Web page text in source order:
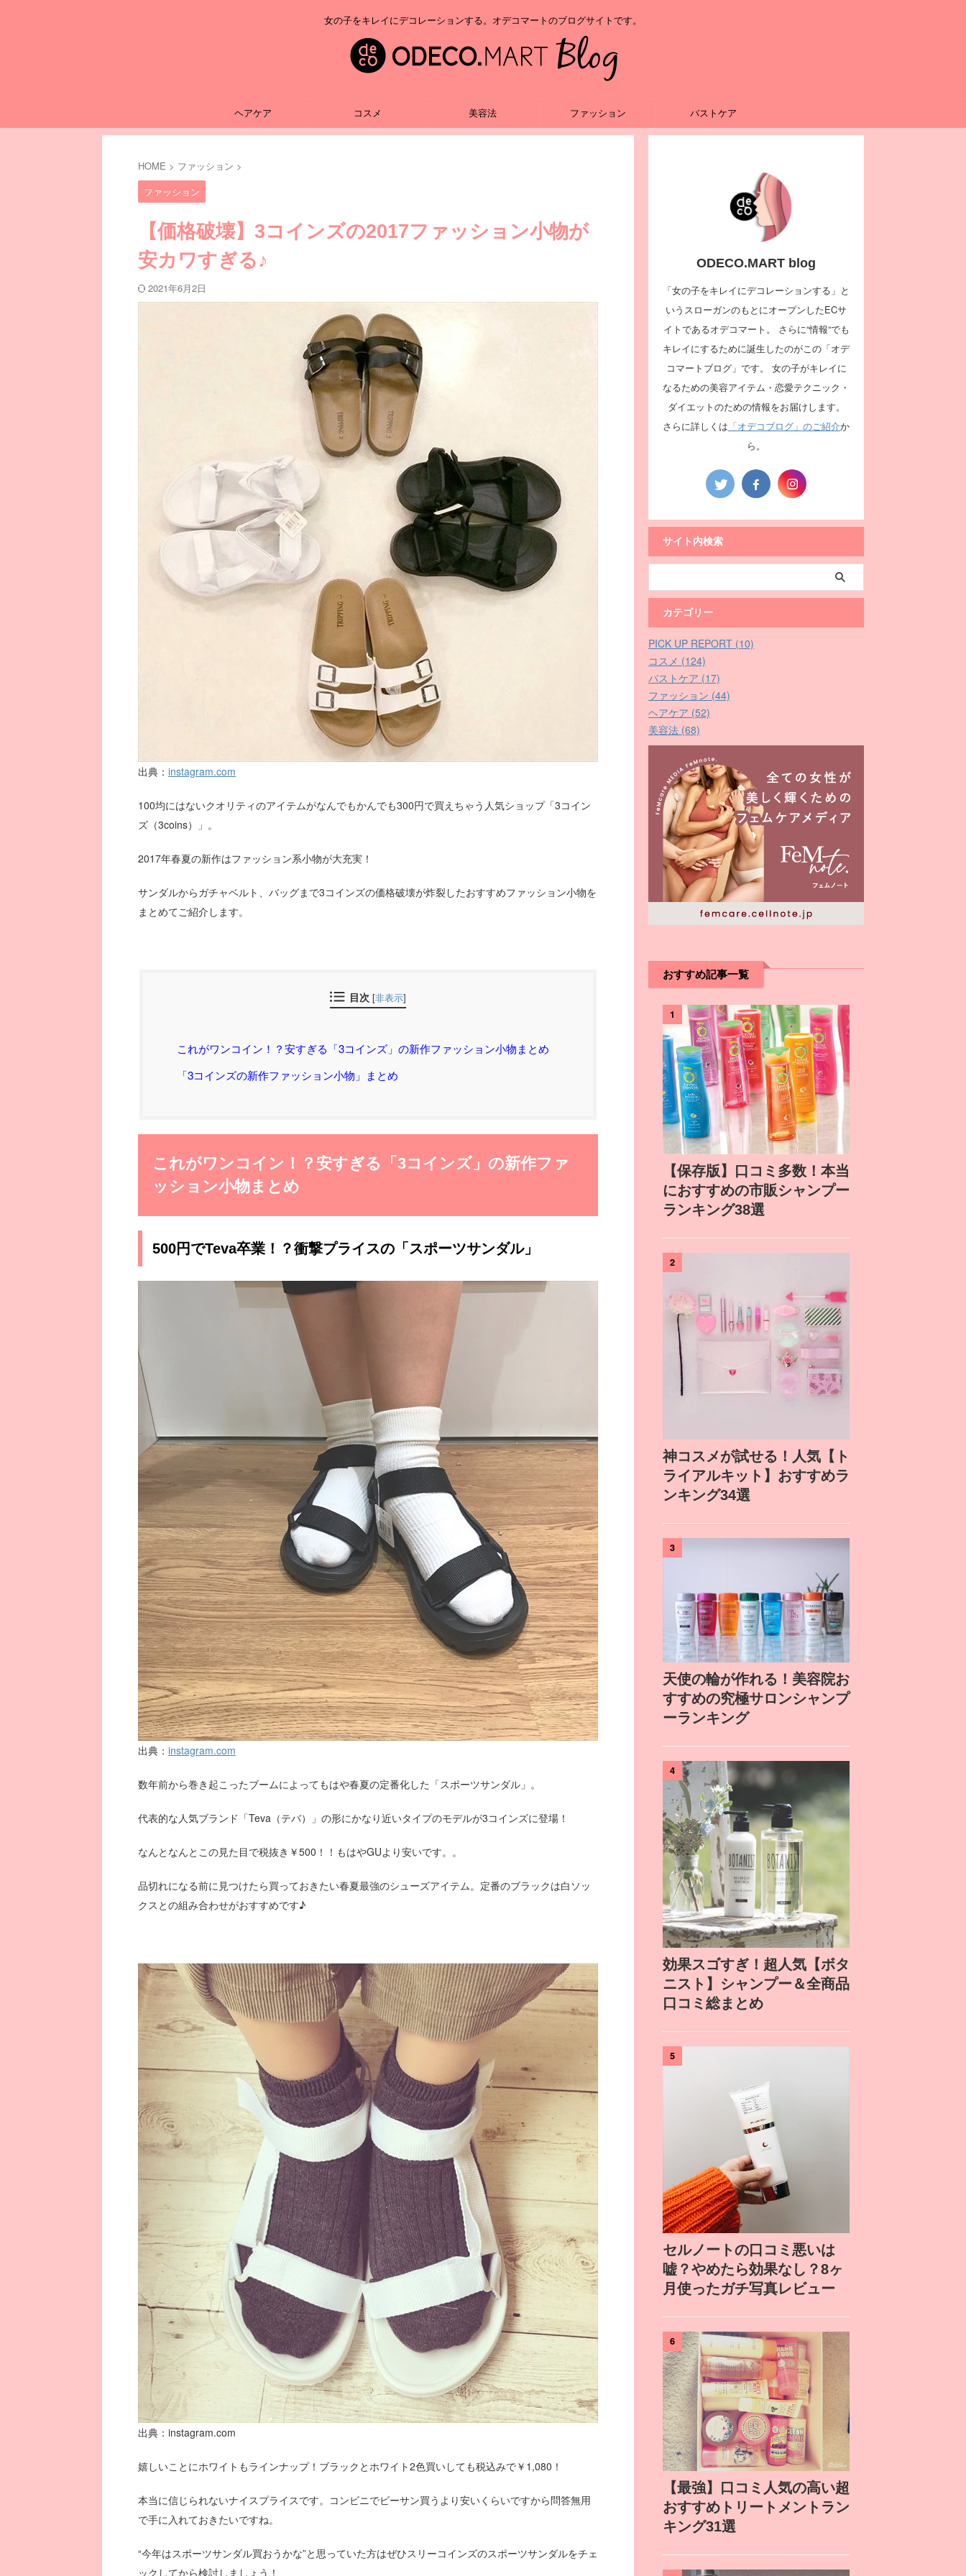
女の子をキレイにデコレーションする。オデコマートのブログサイトです。
ヘアケア コスメ 美容法 ファッション バストケア
HOME > ファッション >
ファッション
【価格破壊】3コインズの2017ファッション小物が
安カワすぎる♪
2021年6月2日
出典： instagram.com
100均にはないクオリティのアイテムがなんでもかんでも300円で買えちゃう人気ショップ「3コイン
ズ（3coins）」。
2017年春夏の新作はファッション系小物が大充実！
サンダルからガチャベルト、バッグまで3コインズの価格破壊が炸裂したおすすめファッション小物を
まとめてご紹介します。
目次 [非表示]
これがワンコイン！？安すぎる「3コインズ」の新作ファッション小物まとめ
「3コインズの新作ファッション小物」まとめ
これがワンコイン！？安すぎる「3コインズ」の新作ファ
ッション小物まとめ
500円でTeva卒業！？衝撃プライスの「スポーツサンダル」
出典： instagram.com
数年前から巻き起こったブームによってもはや春夏の定番化した「スポーツサンダル」。
代表的な人気ブランド「Teva（テバ）」の形にかなり近いタイプのモデルが3コインズに登場！
なんとなんとこの見た目で税抜き￥500！！もはやGUより安いです。。
品切れになる前に見つけたら買っておきたい春夏最強のシューズアイテム。定番のブラックは白ソッ
クスとの組み合わせがおすすめです♪
出典：instagram.com
嬉しいことにホワイトもラインナップ！ブラックとホワイト2色買いしても税込みで￥1,080！
本当に信じられないナイスプライスです。コンビニでビーサン買うより安いくらいですから問答無用
で手に入れておきたいですね。
“今年はスポーツサンダル買おうかな”と思っていた方はぜひスリーコインズのスポーツサンダルをチェ
ックしてから検討しましょう！
ODECO.MART blog
「女の子をキレイにデコレーションする」と
いうスローガンのもとにオープンしたECサ
イトであるオデコマート。 さらに“情報“でも
キレイにするために誕生したのがこの「オデ
コマートブログ」です。 女の子がキレイに
なるための美容アイテム・恋愛テクニック・
ダイエットのための情報をお届けします。
さらに詳しくは 「オデコブログ」のご紹介か
ら。
サイト内検索
カテゴリー
PICK UP REPORT (10)
コスメ (124)
バストケア (17)
ファッション (44)
ヘアケア (52)
美容法 (68)
おすすめ記事一覧
1
【保存版】口コミ多数！本当
におすすめの市販シャンプー
ランキング38選
2
神コスメが試せる！人気【ト
ライアルキット】おすすめラ
ンキング34選
3
天使の輪が作れる！美容院お
すすめの究極サロンシャンプ
ーランキング
4
効果スゴすぎ！超人気【ボタ
ニスト】シャンプー＆全商品
口コミ総まとめ
5
セルノートの口コミ悪いは
嘘？やめたら効果なし？8ヶ
月使ったガチ写真レビュー
6
【最強】口コミ人気の高い超
おすすめトリートメントラン
キング31選